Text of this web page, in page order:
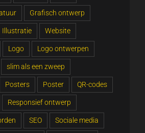
Grafisch ontwerp
Illustratie Website
Logo Logo ontwerpen
slim als een zweep
Posters Poster QR-codes
Responsief ontwerp
SEO Sociale media